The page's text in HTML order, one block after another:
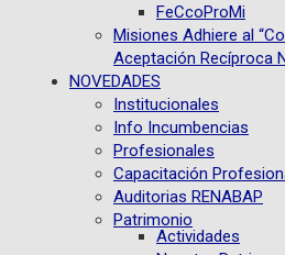
FeCcoProMi
Misiones Adhiere al
Aceptación Recíproca
NOVEDADES
Institucionales
Info Incumbencias
Profesionales
Capacitación
Auditorias RENABAP
Patrimonio
Actividades